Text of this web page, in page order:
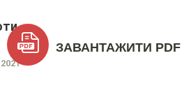
ЗАВАНТАЖИТИ PDF